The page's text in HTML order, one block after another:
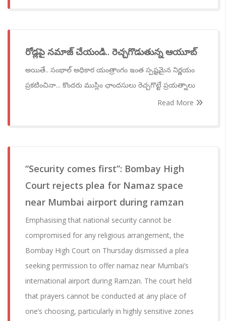
రోడ్లపై నమాజ్ చేయండి.. రెచ్చగొడుతున్న ఆయూబ్
అయితే.. సంభాల్ అధికార యంత్రాంగం ఇంత స్పష్టమైన నిర్ణయం
ప్రకటించినా... కొందరు ముస్లిం ఛాందసులు రెచ్చగొట్టే ప్రయత్నాలు
Read More
“Security comes first”: Bombay High
Court rejects plea for Namaz space
near Mumbai airport during ramzan
Emphasising that national security cannot be
compromised for any religious arrangement, the
Bombay High Court on Thursday dismissed a plea
seeking permission to offer namaz near Mumbai’s
international airport during Ramzan. The court held
that prayers cannot be conducted at any place of
one’s choosing, particularly in highly sensitive zones